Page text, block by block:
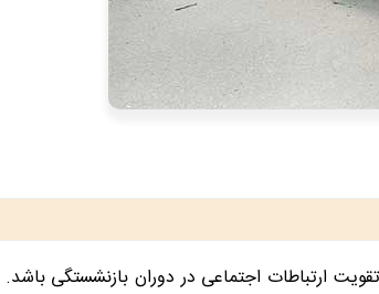
ارتباطات اجتماعی در دوران بازنشستگی